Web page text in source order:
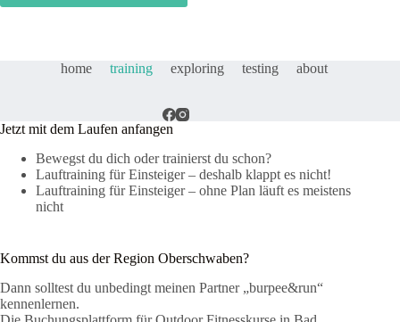
home training exploring testing about
Jetzt mit dem Laufen anfangen
Bewegst du dich oder trainierst du schon?
Lauftraining für Einsteiger – deshalb klappt es nicht!
Lauftraining für Einsteiger – ohne Plan läuft es meistens
nicht
Kommst du aus der Region Oberschwaben?
Dann solltest du unbedingt meinen Partner „burpee&run“
kennenlernen.